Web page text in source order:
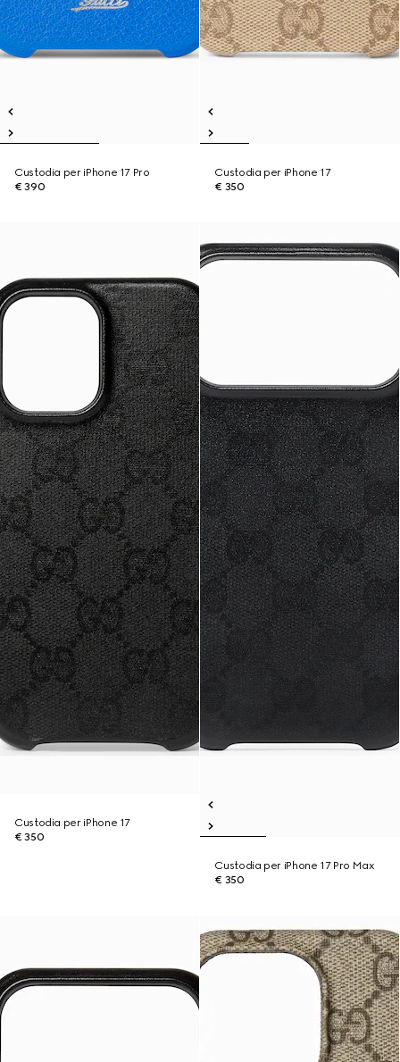
Custodia per iPhone 17 Pro
€ 390
Custodia per iPhone 17
€ 350
Custodia per iPhone 17
€ 350
Custodia per iPhone 17 Pro Max
€ 350